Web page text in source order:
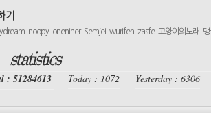
기
noopy oneniner Semjei wurifen zasfe 고양이의노래
statistics
: 51284613 Today : 1072 Yesterday : 6306